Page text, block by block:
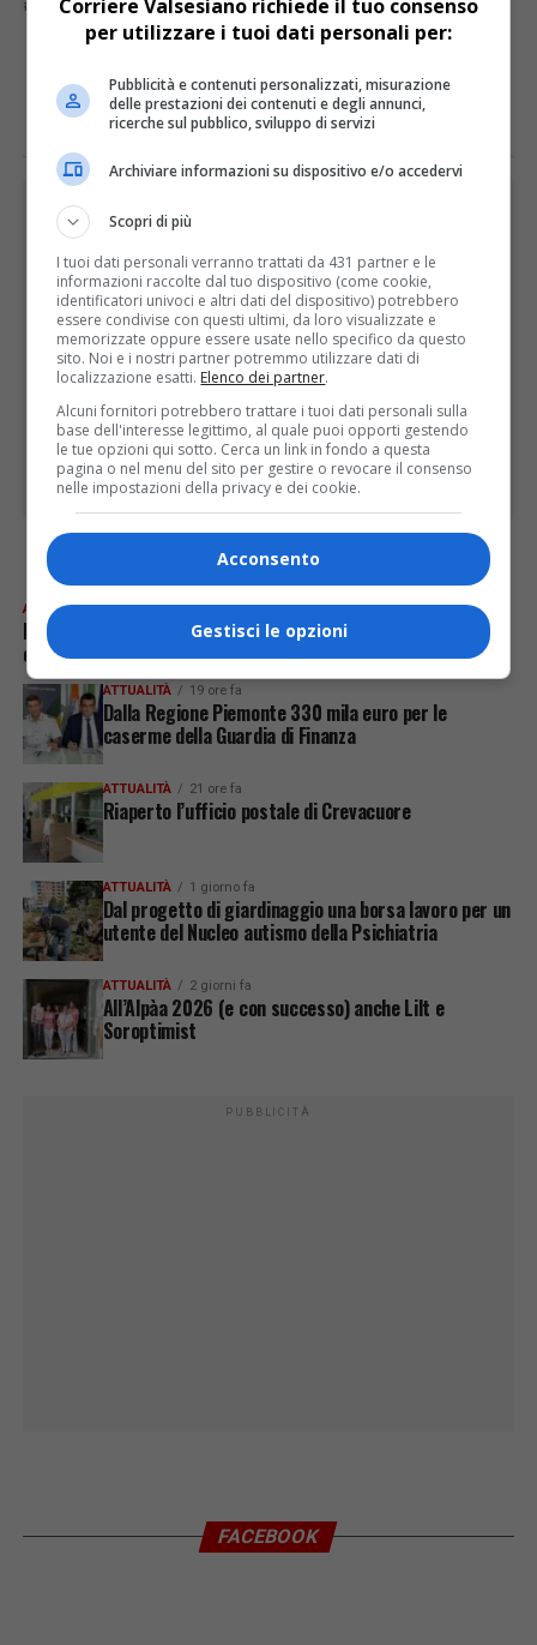
SERRAVALLE SOGGIORNO ANZIANI
E TU COSA NE PENSI?
ULTIME
ATTUALITÀ 48 minuti fa
Finanzieri della Stazione SAGF: da inizio estate già diverse
operazioni di soccorso in montagna
ATTUALITÀ 19 ore fa
Dalla Regione Piemonte 330 mila euro per le
caserme della Guardia di Finanza
ATTUALITÀ 21 ore fa
Riaperto l’ufficio postale di Crevacuore
ATTUALITÀ 1 giorno fa
Dal progetto di giardinaggio una borsa lavoro per un
utente del Nucleo autismo della Psichiatria
ATTUALITÀ 2 giorni fa
All’Alpàa 2026 (e con successo) anche Lilt e
Soroptimist
PUBBLICITÀ
FACEBOOK
Corriere Valsesiano richiede il tuo consenso
per utilizzare i tuoi dati personali per:
Pubblicità e contenuti personalizzati, misurazione
delle prestazioni dei contenuti e degli annunci,
ricerche sul pubblico, sviluppo di servizi
Archiviare informazioni su dispositivo e/o accedervi
Scopri di più
I tuoi dati personali verranno trattati da 431 partner e le
informazioni raccolte dal tuo dispositivo (come cookie,
identificatori univoci e altri dati del dispositivo) potrebbero
essere condivise con questi ultimi, da loro visualizzate e
memorizzate oppure essere usate nello specifico da questo
sito. Noi e i nostri partner potremmo utilizzare dati di
localizzazione esatti. Elenco dei partner.
Alcuni fornitori potrebbero trattare i tuoi dati personali sulla
base dell'interesse legittimo, al quale puoi opporti gestendo
le tue opzioni qui sotto. Cerca un link in fondo a questa
pagina o nel menu del sito per gestire o revocare il consenso
nelle impostazioni della privacy e dei cookie.
Acconsento
Gestisci le opzioni